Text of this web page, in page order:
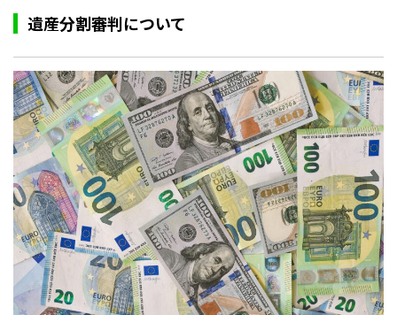
遺産分割審判について